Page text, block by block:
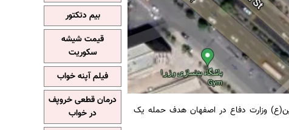
وزارت دفاع در اصفهان هدف حمله یک
بیم دتکتور
قیمت شیشه
سکوریت
فیلم آپنه خواب
درمان قطعی خروپف
در خواب